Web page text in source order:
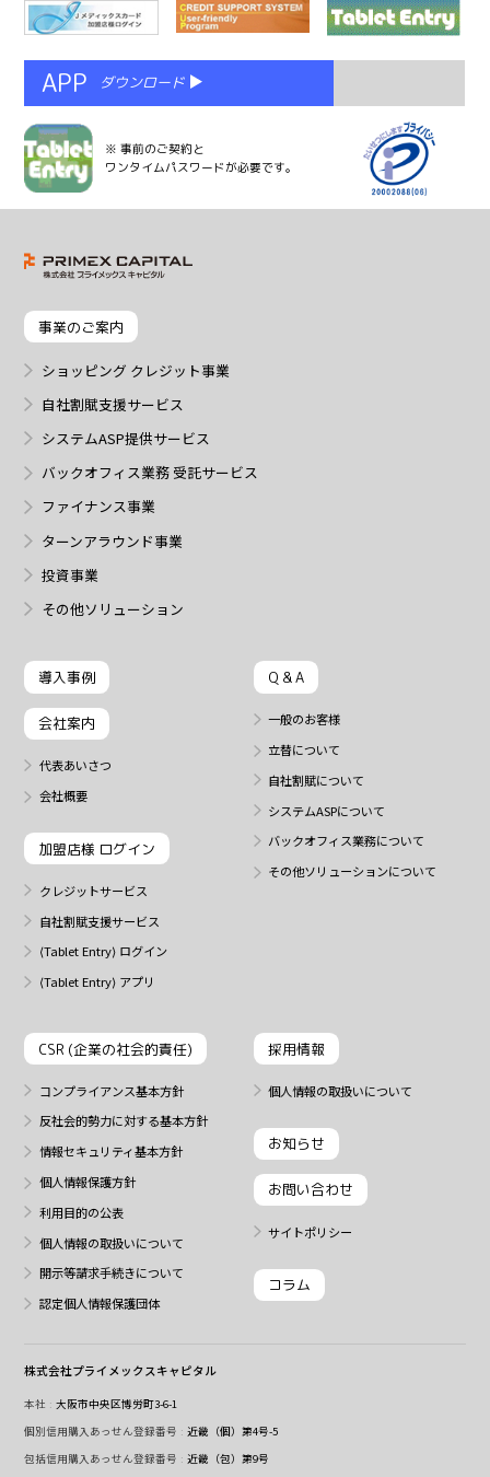
APP ダウンロード
※ 事前のご契約と
ワンタイムパスワードが必要です。
事業のご案内
ショッピング クレジット事業
自社割賦支援サービス
システムASP提供サービス
バックオフィス業務 受託サービス
ファイナンス事業
ターンアラウンド事業
投資事業
その他ソリューション
導入事例
会社案内
代表あいさつ
会社概要
加盟店様 ログイン
クレジットサービス
自社割賦支援サービス
⟨Tablet Entry⟩ ログイン
⟨Tablet Entry⟩ アプリ
Q & A
一般のお客様
立替について
自社割賦について
システムASPについて
バックオフィス業務について
その他ソリューションについて
CSR (企業の社会的責任)
コンプライアンス基本方針
反社会的勢力に対する基本方針
情報セキュリティ基本方針
個人情報保護方針
利用目的の公表
個人情報の取扱いについて
開示等請求手続きについて
認定個人情報保護団体
採用情報
個人情報の取扱いについて
お知らせ
お問い合わせ
サイトポリシー
コラム
株式会社プライメックスキャピタル
本社
大阪市中央区博労町3-6-1
個別信用購入あっせん登録番号
近畿（個）第4号-5
包括信用購入あっせん登録番号
近畿（包）第9号